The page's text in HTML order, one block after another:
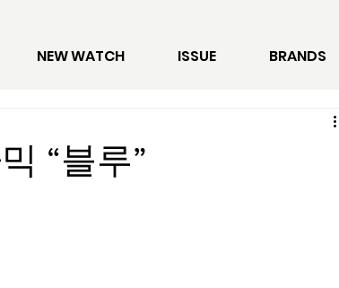
NEW WATCH ISSUE BRANDS
“블루”